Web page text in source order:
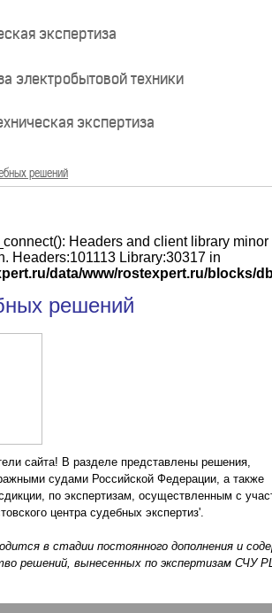
экспертиза
электробытовой техники
экспертиза
решений
Headers and client library minor
Headers:101113 Library:30317 in
data/www/rostexpert.ru/blocks/
решений
сайта! В разделе представлены решения,
судами Российской Федерации, а также
по экспертизам, осуществленным с
центра судебных экспертиз'.
в стадии постоянного дополнения и
решений, вынесенных по экспертизам СЧУ